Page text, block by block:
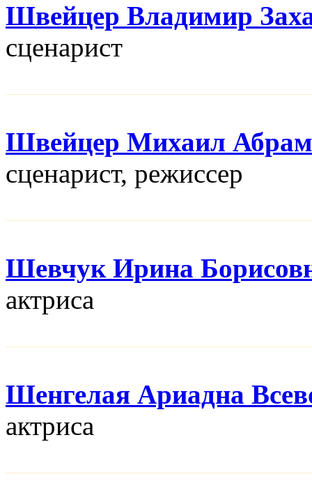
Швейцер Владимир
сценарист
Швейцер Михаил
сценарист, режисcер
Шевчук Ирина
актриса
Шенгелая Ариадна
актриса